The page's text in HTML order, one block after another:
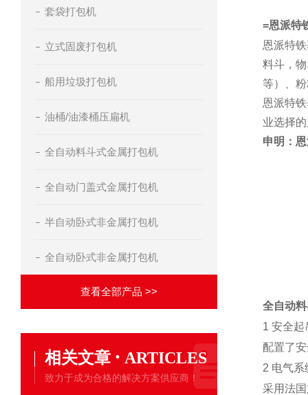
套袋打包机
立式固废打包机
船用垃圾打包机
油桶/油漆桶压扁机
全自动料斗式金属打包机
全自动门盖式金属打包机
半自动卧式非金属打包机
全自动卧式非金属打包机
查看全部产品 >>
相关文章 · ARTICLES
致力于成为合格的解决方案供应商！
=恩派特
恩派特
料斗，
等）、
恩派特
业选择
申明：
全自动
1 安全起
配置了
2 电气系
采用法